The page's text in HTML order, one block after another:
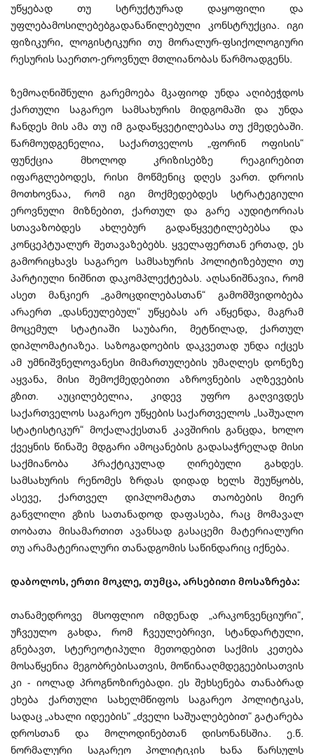
უწყებად თუ სტრუქტურად დაყოფილი და
უფლებამოსილებებგადანაწილებული კონსტრუქცია. იგი
ფიზიკური, ლოგისტიკური თუ მორალურ-ფსიქოლოგიური
რესურის საერთო-ეროვნულ მთლიანობას წარმოადგენს.
ზემოაღნიშნული გარემოება მკაფიოდ უნდა აღიბეჭდოს
ქართული საგარეო სამსახურის მიდგომაში და უნდა
ჩანდეს მის ამა თუ იმ გადაწყვეტილებასა თუ ქმედებაში.
წარმოუდგენელია, საქართველოს „ფორინ ოფისის“
ფუნქცია მხოლოდ კრიზისებზე რეაგირებით
იფარგლებოდეს, რისი მოწმენიც დღეს ვართ. დროის
მოთხოვნაა, რომ იგი მოქმედებდეს სტრატეგიული
ეროვნული მიზნებით, ქართულ და გარე აუდიტორიას
სთავაზობდეს ახლებურ გადაწყვეტილებებსა და
კონცეპტუალურ შეთავაზებებს. ყველაფერთან ერთად, ეს
გამორიცხავს საგარეო სამსახურის პოლიტიზებული თუ
პარტიული ნიშნით დაკომპლექტებას. აღსანიშნავია, რომ
ასეთ მანკიერ „გამოცდილებასთან“ გამომშვიდობება
არაერთ „დასნეულებულ“ უწყებას არ აწყენდა, მაგრამ
მოცემულ სტატიაში საუბარი, მეტწილად, ქართულ
დიპლომატიაზეა. საზოგადოების დაკვეთად უნდა იქცეს
ამ უმნიშვნელოვანესი მიმართულების უმაღლეს დონეზე
აყვანა, მისი შემოქმედებითი აზროვნების აღზევების
გზით. აუცილებელია, კიდევ უფრო გაღვივდეს
საქართველოს საგარეო უწყების საქართველოს „საშუალო
სტატისტიკურ“ მოქალაქესთან კავშირის განცდა, ხოლო
ქვეყნის წინაშე მდგარი ამოცანების გადასაჭრელად მისი
საქმიანობა პრაქტიკულად ღირებული გახდეს.
სამსახურის რენომეს ზრდას დიდად ხელს შეუწყობს,
ასევე, ქართველ დიპლომატთა თაობების მიერ
განვლილი გზის სათანადოდ დაფასება, რაც მომავალ
თობათა მისამართით ავანსად გასაცემი მატერიალური
თუ არამატერიალური თანადგომის საწინდარიც იქნება.
დაბოლოს, ერთი მოკლე, თუმცა, არსებითი მოსაზრება:
თანამედროვე მსოფლიო იმდენად „არაკონვენციური“,
უჩვეულო გახდა, რომ ჩვეულებრივი, სტანდარტული,
გნებავთ, სტერეოტიპული მეთოდებით საქმის კეთება
მოსაწყენია მეგობრებისათვის, მოწინააღმდეგეებისათვის
კი - იოლად პროგნოზირებადი. ეს შეხსენება თანაბრად
ეხება ქართული სახელმწიფოს საგარეო პოლიტიკას,
სადაც „ახალი იდეების“ „ძველი საშუალებებით“ გატარება
დროსთან და მოლოდინებთან დისონანსშია. ე.წ.
ნორმალური საგარეო პოლიტიკის ხანა წარსულს